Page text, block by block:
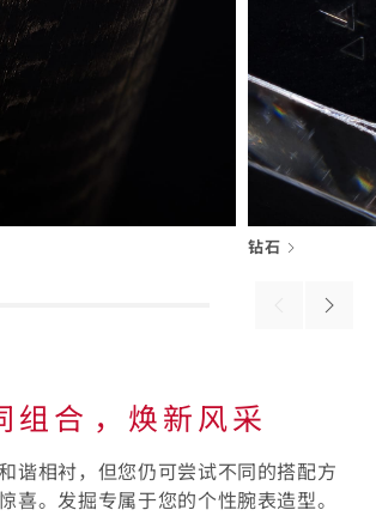
PreviousNext
钻石
组合⁠，焕新风采
谐相衬，但您仍可尝试不同的搭配方
喜。发掘专属于您的个性腕表造型。